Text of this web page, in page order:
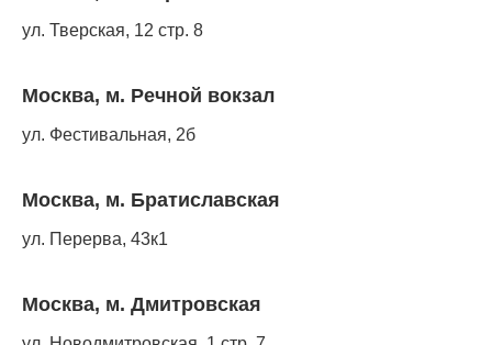
ул. Тверская, 12 стр. 8
Москва, м. Речной вокзал
ул. Фестивальная, 2б
Москва, м. Братиславская
ул. Перерва, 43к1
Москва, м. Дмитровская